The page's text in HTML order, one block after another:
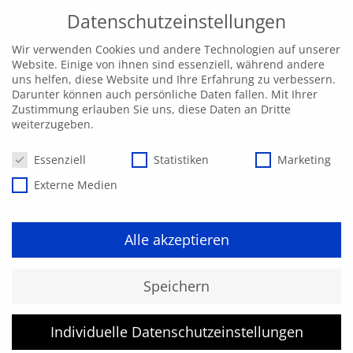
Datenschutzeinstellungen
Wir verwenden Cookies und andere Technologien auf unserer
Website. Einige von ihnen sind essenziell, während andere
uns helfen, diese Website und Ihre Erfahrung zu verbessern.
Darunter können auch persönliche Daten fallen. Mit Ihrer
Zustimmung erlauben Sie uns, diese Daten an Dritte
weiterzugeben.
Datenschutzeinstellungen
Essenziell Statistiken
Marketing
Externe Medien
Alle akzeptieren
Speichern
Individuelle Datenschutzeinstellungen